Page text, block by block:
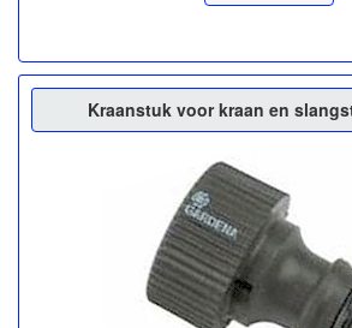
Kraanstuk voor kraan en